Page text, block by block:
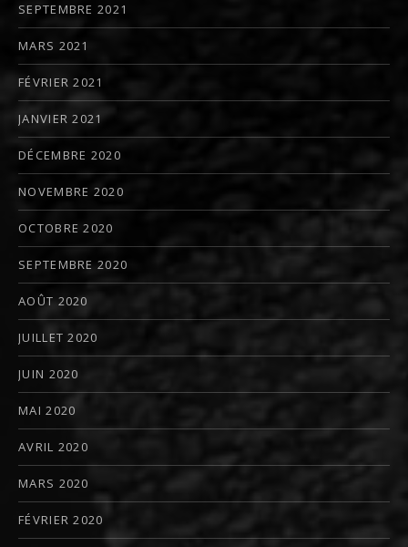
SEPTEMBRE 2021
MARS 2021
FÉVRIER 2021
JANVIER 2021
DÉCEMBRE 2020
NOVEMBRE 2020
OCTOBRE 2020
SEPTEMBRE 2020
AOÛT 2020
JUILLET 2020
JUIN 2020
MAI 2020
AVRIL 2020
MARS 2020
FÉVRIER 2020